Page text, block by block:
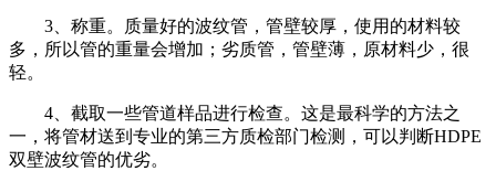
3、称重。质量好的波纹管，管壁较厚，使用的材料较
多，所以管的重量会增加；劣质管，管壁薄，原材料少，很
轻。
4、截取一些管道样品进行检查。这是最科学的方法之
一，将管材送到专业的第三方质检部门检测，可以判断HDPE
双壁波纹管的优劣。